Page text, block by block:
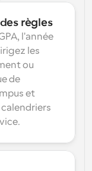
règles
l'année
les
ou
de
et